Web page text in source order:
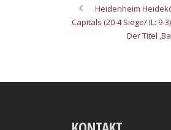
Heidenheim
Capitals (20-4 Siege/ IL: 9-3)
Der Titel